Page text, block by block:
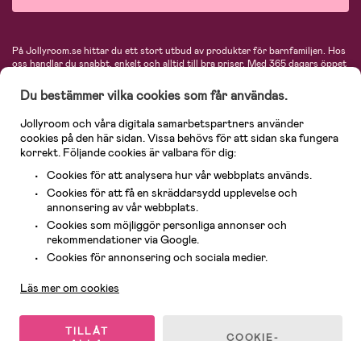
På Jollyroom.se hittar du ett stort utbud av produkter för barnfamiljen. Hos
oss handlar du snabbt, enkelt och alltid till bra priser. Med 365 dagars öppet
hos oss. I vårt sortiment hittar du barnvagnar, bilstolar, kläder för barn och
baby, produkter för mamman, massor av inspirerande inredning, leksaker,
varumärken så som Britax, Maxi-Cosi, Baby Jogger, BabyBjörn, Didriksons,
KidKraft, Ergobaby, Philips Avent, Neonate, Cybex, LEGO och många fler.
Välkommen in och kika runt i Nordens största barn- och babybutik på nätet!
© 2026 Jollyroom AB. Alla rättigheter reserverade.
Du bestämmer vilka cookies som får användas.
Jollyroom och våra digitala samarbetspartners använder
cookies på den här sidan. Vissa behövs för att sidan ska fungera
korrekt. Följande cookies är valbara för dig:
Cookies för att analysera hur vår webbplats används.
Cookies för att få en skräddarsydd upplevelse och
annonsering av vår webbplats.
Cookies som möjliggör personliga annonser och
rekommendationer via Google.
Cookies för annonsering och sociala medier.
Läs mer om cookies
TILLÅT
COOKIE-